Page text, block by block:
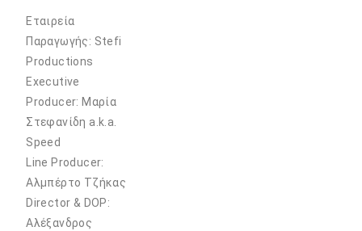
Εταιρεία
Παραγωγής: Stefi
Productions
Executive
Producer: Μαρία
Στεφανίδη a.k.a.
Speed
Line Producer:
Αλμπέρτο Τζήκας
Director & DOP:
Αλέξανδρος